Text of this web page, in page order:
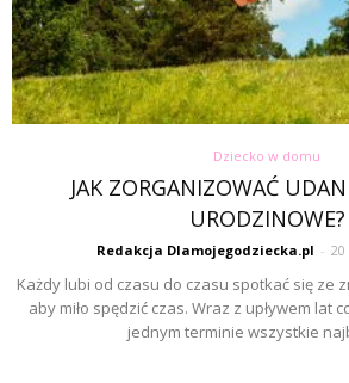
Dziecko w domu
JAK ZORGANIZOWAĆ
URODZINOWE?
Redakcja Dlamojegodziecka.pl - 20
Każdy lubi od czasu do czasu spotkać się ze
aby miło spędzić czas. Wraz z upływem lat
jednym terminie wszystkie